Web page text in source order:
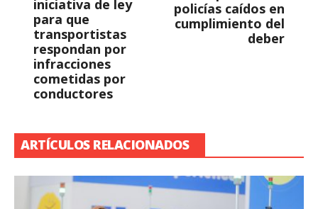
iniciativa de ley
para que
transportistas
respondan por
infracciones
cometidas por
conductores
policías caídos en
cumplimiento del
deber
ARTÍCULOS RELACIONADOS